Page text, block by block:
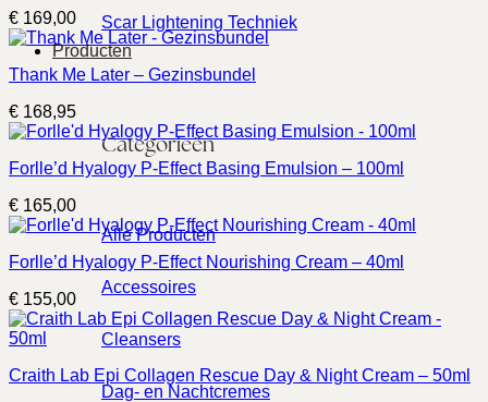
Scar Lightening Techniek
Producten
Categorieën
Alle Producten
Accessoires
Cleansers
Dag- en Nachtcremes
€ 169,00
Thank Me Later – Gezinsbundel
€ 168,95
Forlle’d Hyalogy P-Effect Basing Emulsion – 100ml
€ 165,00
Forlle’d Hyalogy P-Effect Nourishing Cream – 40ml
€ 155,00
Craith Lab Epi Collagen Rescue Day & Night Cream – 50ml